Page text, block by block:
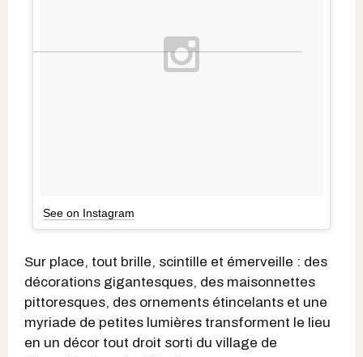
See on Instagram
Sur place, tout brille, scintille et émerveille : des
décorations gigantesques, des maisonnettes
pittoresques, des ornements étincelants et une
myriade de petites lumières transforment le lieu
en un décor tout droit sorti du village de